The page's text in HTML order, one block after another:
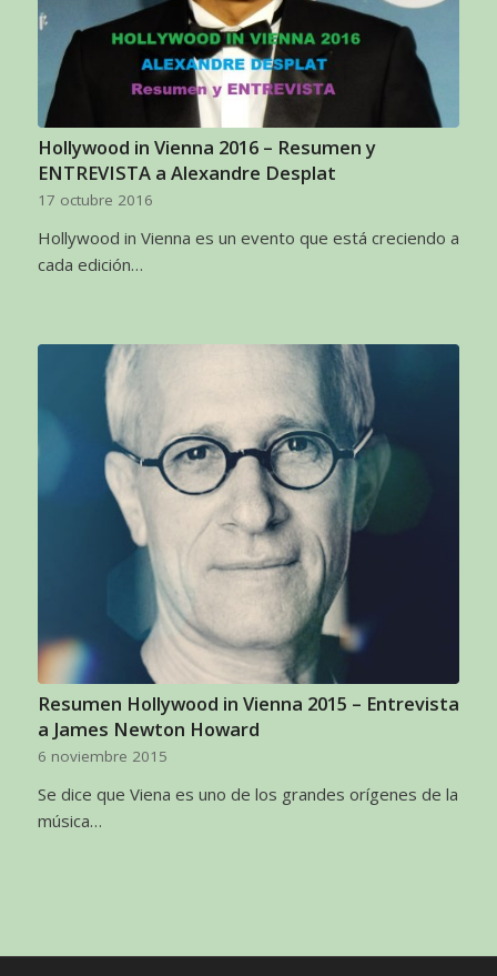
Hollywood in Vienna 2016 – Resumen y
ENTREVISTA a Alexandre Desplat
17 octubre 2016
Hollywood in Vienna es un evento que está creciendo a
cada edición…
Resumen Hollywood in Vienna 2015 – Entrevista
a James Newton Howard
6 noviembre 2015
Se dice que Viena es uno de los grandes orígenes de la
música…